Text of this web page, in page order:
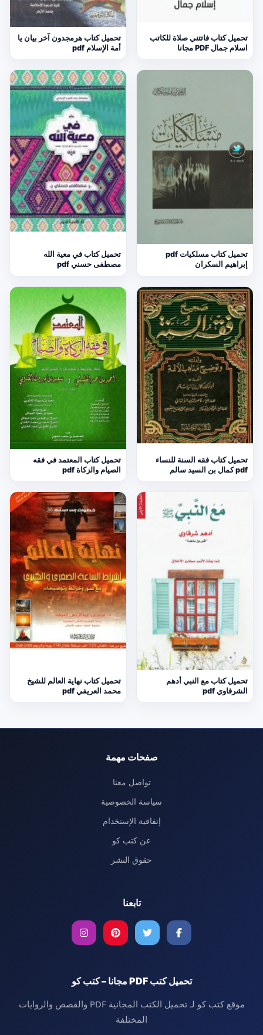
تحميل كتاب فاتتني صلاة للكاتب
اسلام جمال PDF مجانا
تحميل كتاب هرمجدون آخر بيان يا
أمة الإسلام pdf
تحميل كتاب مسلكيات pdf
إبراهيم السكران
تحميل كتاب في معية الله
مصطفى حسني pdf
تحميل كتاب فقه السنة للنساء
pdf كمال بن السيد سالم
تحميل كتاب المعتمد في فقه
الصيام والزكاة pdf
تحميل كتاب مع النبي أدهم
الشرقاوي pdf
تحميل كتاب نهاية العالم للشيخ
محمد العريفي pdf
صفحات مهمة
تواصل معنا
سياسة الخصوصية
إتفاقية الإستخدام
عن كتب كو
حقوق النشر
تابعنا
تحميل كتب PDF مجانا – كتب كو
موقع كتب كو لـ تحميل الكتب المجانية PDF والقصص والروايات
المختلفة